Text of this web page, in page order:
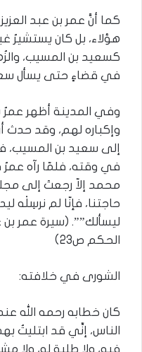
كما أنَّ عمر بن عبد
هؤلاء، بل كان يستشيرُ
كسعيد بن المسيب،
في قضاءٍ حتى يسأل
وفي المدينة أظهر عمرُ
وإكباره لهم، وقد حدث
إلى سعيد بن المسيب،
في وقته، فلمّا رآه عمرُ
محمد إلاّ رجعتَ إلى
حاجتنا، فإنّا لم نرسِلْه
ليسألك””. (سيرة عمر بن
الحكم ص23)
الشورى في خلافته:
كان خطابه رحمه الله
الناس، إنِّي قد ابتليتُ
فيه، ولا طلبة له، ولا